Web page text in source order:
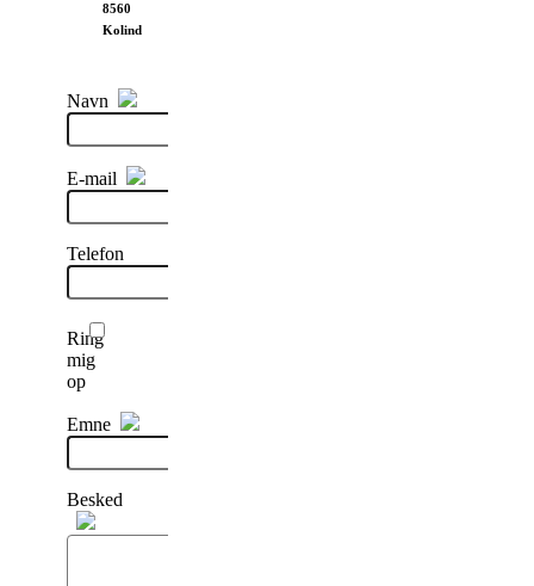
8560
Kolind
Navn
E-mail
Telefon
Ring
mig
op
Emne
Besked